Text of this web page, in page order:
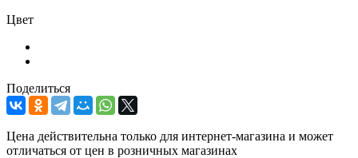
Цвет
Поделиться
Цена действительна только для интернет-магазина и может
отличаться от цен в розничных магазинах